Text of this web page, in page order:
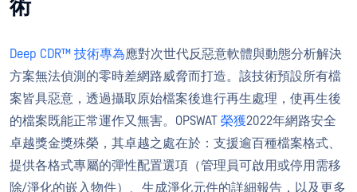
術
Deep CDR™ 技術專為應對次世代反惡意軟體與動態分析解決
方案無法偵測的零時差網路威脅而打造。該技術預設所有檔
案皆具惡意，透過攝取原始檔案後進行再生處理，使再生後
的檔案既能正常運作又無害。OPSWAT 榮獲2022年網路安全
卓越獎金獎殊榮，其卓越之處在於：支援逾百種檔案格式、
提供各格式專屬的彈性配置選項（管理員可啟用或停用需移
除/淨化的嵌入物件）、生成淨化元件的詳細報告，以及更多